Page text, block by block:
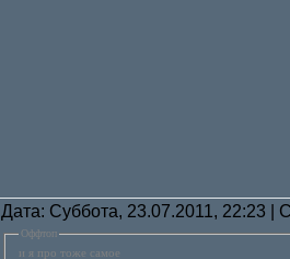
Дата: Суббота, 23.07.2011, 22:23 |
Оффтоп
и я про тоже самое